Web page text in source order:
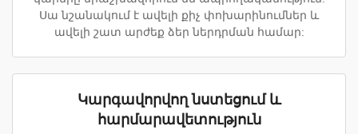
Սա նշանակում է ավելի քիչ փոխարինումներ և
ավելի շատ արժեք ձեր ներդրման համար:
Կարգավորվող նստեցում և
հարմարավետություն